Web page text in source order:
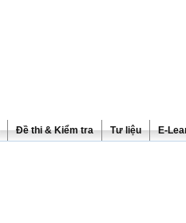
Đề thi & Kiểm tra Tư liệu E-